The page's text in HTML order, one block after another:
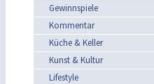
Gewinnspiele
Kommentar
Küche & Keller
Kunst & Kultur
Lifestyle